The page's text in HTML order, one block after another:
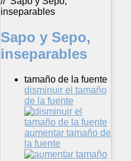
inseparables
Sapo y Sepo,
inseparables
tamaño de la fuente
disminuir el tamaño
de la fuente
aumentar tamaño de
la fuente